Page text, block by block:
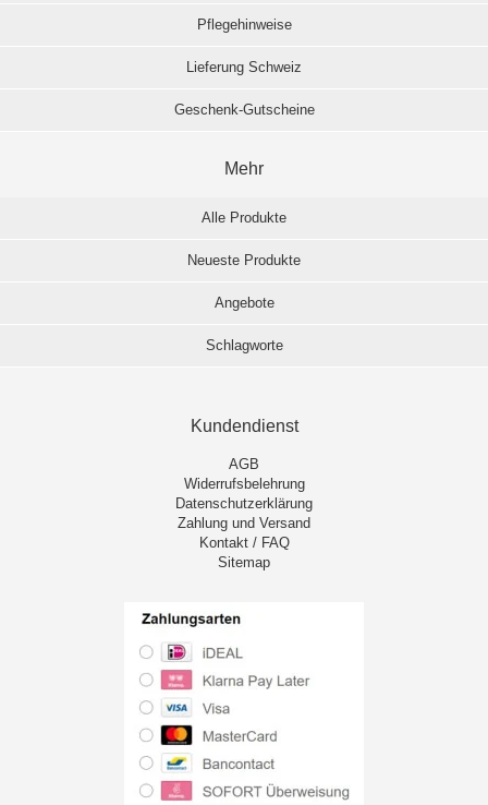
Pflegehinweise
Lieferung Schweiz
Geschenk-Gutscheine
Mehr
Alle Produkte
Neueste Produkte
Angebote
Schlagworte
Kundendienst
AGB
Widerrufsbelehrung
Datenschutzerklärung
Zahlung und Versand
Kontakt / FAQ
Sitemap